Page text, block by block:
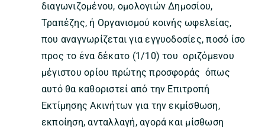
διαγωνιζομένου, ομολογιών Δημοσίου,
Τραπέζης, ή Οργανισμού κοινής ωφελείας,
που αναγνωρίζεται για εγγυοδοσίες, ποσό ίσο
προς το ένα δέκατο (1/10) του οριζόμενου
μέγιστου ορίου πρώτης προσφοράς όπως
αυτό θα καθοριστεί από την Επιτροπή
Εκτίμησης Ακινήτων για την εκμίσθωση,
εκποίηση, ανταλλαγή, αγορά και μίσθωση